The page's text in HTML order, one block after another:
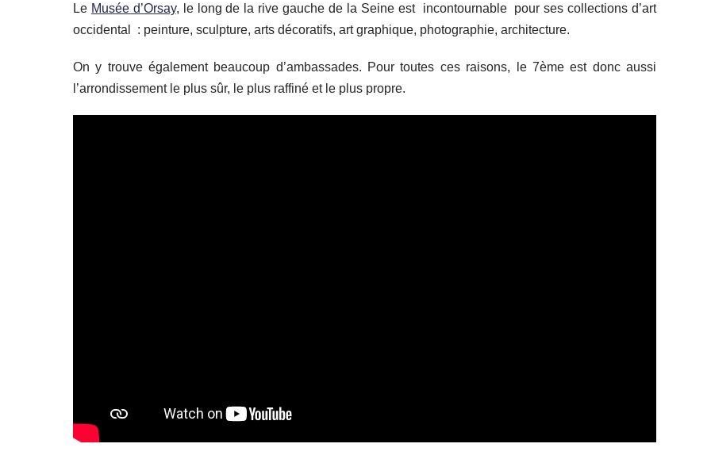
Le Musée d’Orsay, le long de la rive gauche de la Seine est incontournable pour ses collections d’art
occidental : peinture, sculpture, arts décoratifs, art graphique, photographie, architecture.
On y trouve également beaucoup d’ambassades. Pour toutes ces raisons, le 7ème est donc aussi
l’arrondissement le plus sûr, le plus raffiné et le plus propre.